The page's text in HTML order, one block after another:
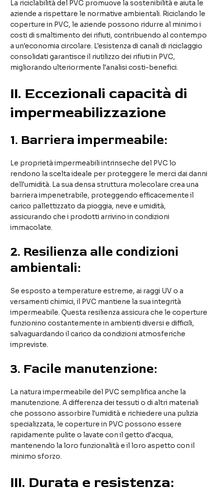
La riciclabilità del PVC promuove la sostenibilità e aiuta le
aziende a rispettare le normative ambientali. Riciclando le
coperture in PVC, le aziende possono ridurre al minimo i
costi di smaltimento dei rifiuti, contribuendo al contempo
a un'economia circolare. L'esistenza di canali di riciclaggio
consolidati garantisce il riutilizzo dei rifiuti in PVC,
migliorando ulteriormente l'analisi costi-benefici.
II. Eccezionali capacità di
impermeabilizzazione
1. Barriera impermeabile:
Le proprietà impermeabili intrinseche del PVC lo
rendono la scelta ideale per proteggere le merci dai danni
dell'umidità. La sua densa struttura molecolare crea una
barriera impenetrabile, proteggendo efficacemente il
carico pallettizzato da pioggia, neve e umidità,
assicurando che i prodotti arrivino in condizioni
immacolate.
2. Resilienza alle condizioni
ambientali:
Se esposto a temperature estreme, ai raggi UV o a
versamenti chimici, il PVC mantiene la sua integrità
impermeabile. Questa resilienza assicura che le coperture
funzionino costantemente in ambienti diversi e difficili,
salvaguardando il carico da condizioni atmosferiche
impreviste.
3. Facile manutenzione:
La natura impermeabile del PVC semplifica anche la
manutenzione. A differenza dei tessuti o di altri materiali
che possono assorbire l'umidità e richiedere una pulizia
specializzata, le coperture in PVC possono essere
rapidamente pulite o lavate con il getto d'acqua,
mantenendo la loro funzionalità e il loro aspetto con il
minimo sforzo.
III. Durata e resistenza: